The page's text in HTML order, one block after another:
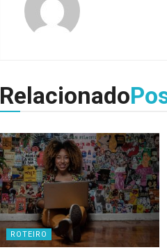
Relacionado
ROTEIRO